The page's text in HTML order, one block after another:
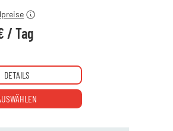
/Tag
DETAILS